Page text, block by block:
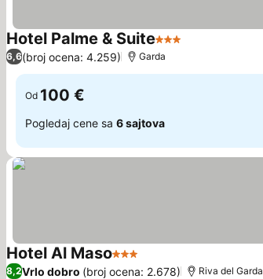
Hotel Palme & Suite3 Zvezdice
6,6(broj ocena: 4.259) Garda
Od 100 €
Pogledaj cene sa 6 sajtova
Hotel Al Maso3 Zvezdice
8,2Vrlo dobro (broj ocena: 2.678) Riva del Garda